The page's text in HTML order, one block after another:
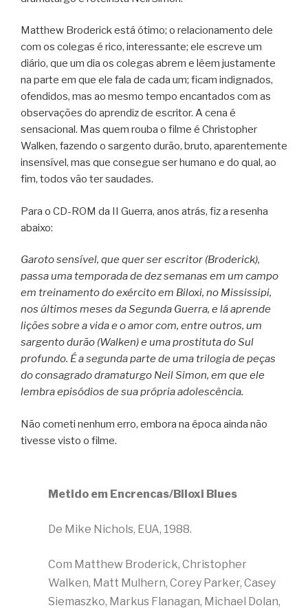
Matthew Broderick está ótimo; o relacionamento dele
com os colegas é rico, interessante; ele escreve um
diário, que um dia os colegas abrem e lêem justamente
na parte em que ele fala de cada um; ficam indignados,
ofendidos, mas ao mesmo tempo encantados com as
observações do aprendiz de escritor. A cena é
sensacional. Mas quem rouba o filme é Christopher
Walken, fazendo o sargento durão, bruto, aparentemente
insensível, mas que consegue ser humano e do qual, ao
fim, todos vão ter saudades.
Para o CD-ROM da II Guerra, anos atrás, fiz a resenha
abaixo:
Garoto sensível, que quer ser escritor (Broderick),
passa uma temporada de dez semanas em um campo
em treinamento do exército em Biloxi, no Mississipi,
nos últimos meses da Segunda Guerra, e lá aprende
lições sobre a vida e o amor com, entre outros, um
sargento durão (Walken) e uma prostituta do Sul
profundo. É a segunda parte de uma trilogia de peças
do consagrado dramaturgo Neil Simon, em que ele
lembra episódios de sua própria adolescência.
Não cometi nenhum erro, embora na época ainda não
tivesse visto o filme.
Metido em Encrencas/Biloxi Blues
De Mike Nichols, EUA, 1988.
Com Matthew Broderick, Christopher
Walken, Matt Mulhern, Corey Parker, Casey
Siemaszko, Markus Flanagan, Michael Dolan,